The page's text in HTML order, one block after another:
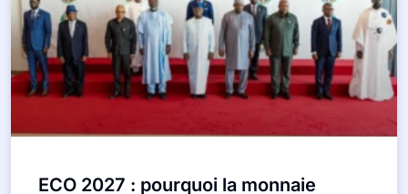
ECO 2027 : pourquoi la monnaie